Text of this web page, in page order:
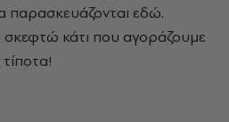
παρασκευάζονται εδώ.
κάτι που αγοράζουμε